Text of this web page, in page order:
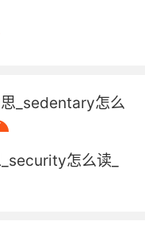
for a SEC.
should come on
_sedentary怎么
怎么读_